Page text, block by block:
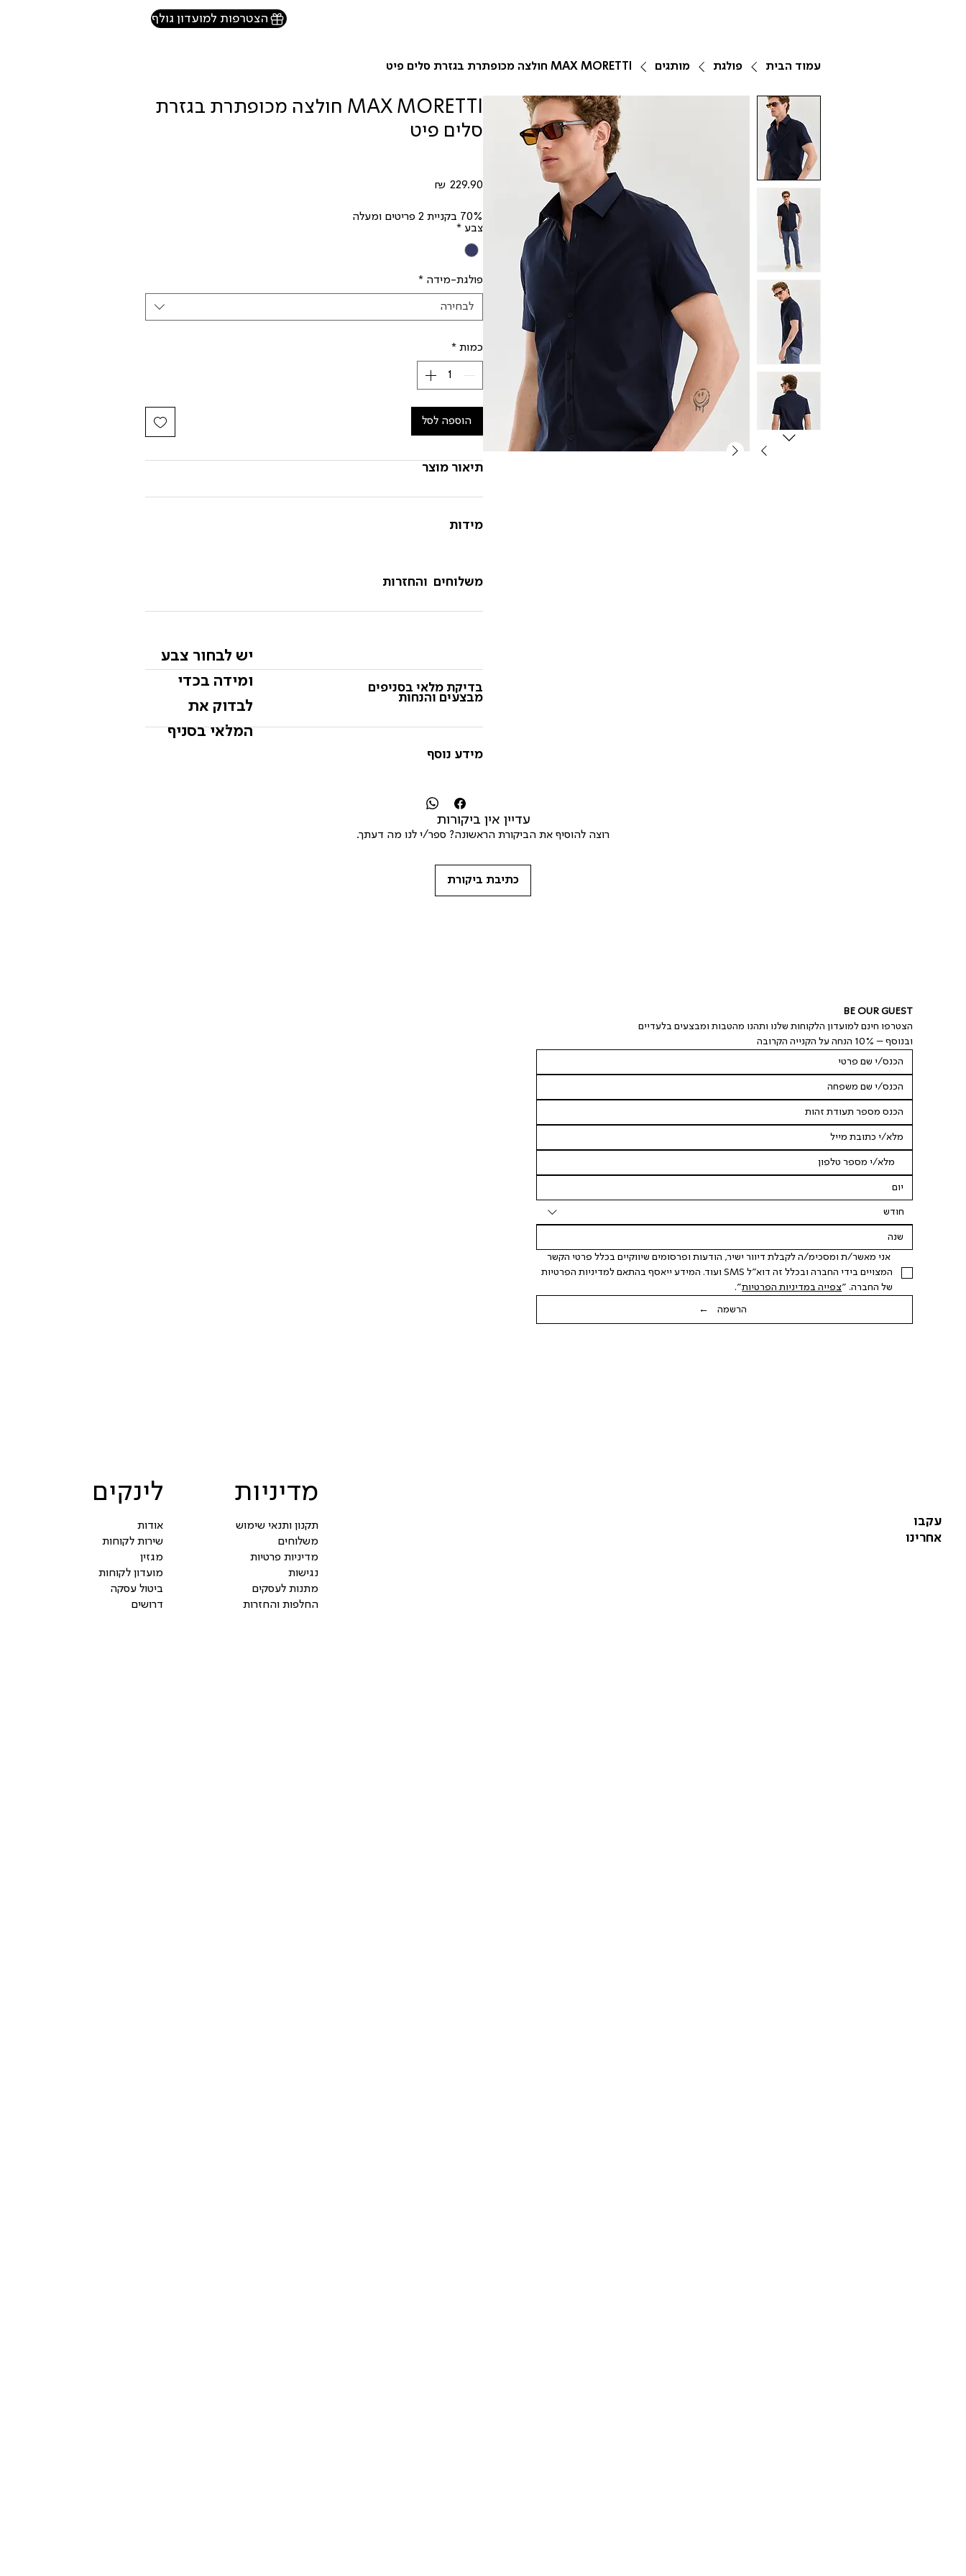
הצטרפות למועדון גולף
עמוד הבית פולגת מותגים MAX MORETTI חולצה מכופתרת בגזרת סלים פיט
MAX MORETTI חולצה מכופתרת בגזרת
סלים פיט
70% בקניית 2 פריטים ומעלה
צבע *
פולגת-מידה *
לבחירה
כמות *
הוספה לסל
תיאור מוצר
מידות
משלוחים והחזרות
יש לבחור צבע
ומידה בכדי
לבדוק את
המלאי בסניף
בדיקת מלאי בסניפים
מבצעים והנחות
מידע נוסף
עדיין אין ביקורות
רוצה להוסיף את הביקורת הראשונה? ספר/י לנו מה דעתך.
כתיבת ביקורת
מדיניות
תקנון ותנאי שימוש
משלוחים
מדיניות פרטיות
נגישות
מתנות לעסקים
החלפות והחזרות
לינקים
אודות
שירות לקוחות
מגזין
מועדון לקוחות
ביטול עסקה
דרושים
עקבו
אחרינו
BE OUR GUEST
הצטרפו חינם למועדון הלקוחות שלנו ותהנו מהטבות ומבצעים בלעדיים
ובנוסף – 10% הנחה על הקנייה הקרובה
חודש
אני מאשר/ת ומסכימ/ה לקבלת דיוור ישיר, הודעות ופרסומים שיווקיים בכלל פרטי הקשר
המצויים בידי החברה ובכלל זה דוא"ל SMS ועוד. המידע ייאסף בהתאם למדיניות הפרטיות
של החברה. "צפייה במדיניות הפרטיות".
הרשמה ←